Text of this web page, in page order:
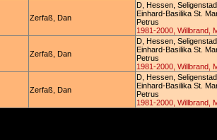
Zerfaß, Dan
D, Hessen,
Einhard-Basilika St.
Petrus
1981-2000, Willbrand,
Zerfaß, Dan
D, Hessen,
Einhard-Basilika St.
Petrus
1981-2000, Willbrand,
Zerfaß, Dan
D, Hessen,
Einhard-Basilika St.
Petrus
1981-2000, Willbrand,